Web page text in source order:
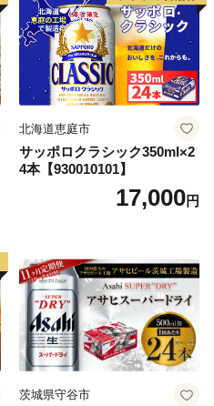
【07214-0206】
北海道恵庭市
サッポロクラシック350ml×2
4本【930010101】
17,000円
茨城県守谷市